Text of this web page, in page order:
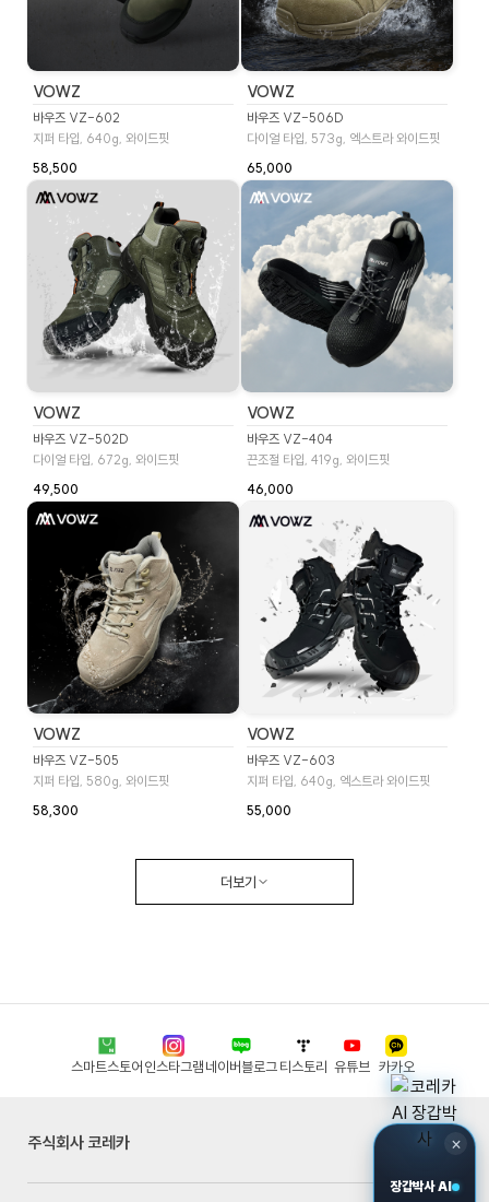
×
장갑박사 AI
VOWZ
바우즈 VZ-602
지퍼 타입, 640g, 와이드핏
58,500
VOWZ
바우즈 VZ-506D
다이얼 타입, 573g, 엑스트라 와이드핏
65,000
VOWZ
바우즈 VZ-502D
다이얼 타입, 672g, 와이드핏
49,500
VOWZ
바우즈 VZ-404
끈조절 타입, 419g, 와이드핏
46,000
VOWZ
바우즈 VZ-505
지퍼 타입, 580g, 와이드핏
58,300
VOWZ
바우즈 VZ-603
지퍼 타입, 640g, 엑스트라 와이드핏
55,000
더보기
스마트스토어인스타그램네이버블로그티스토리 유튜브 카카오
주식회사 코레카